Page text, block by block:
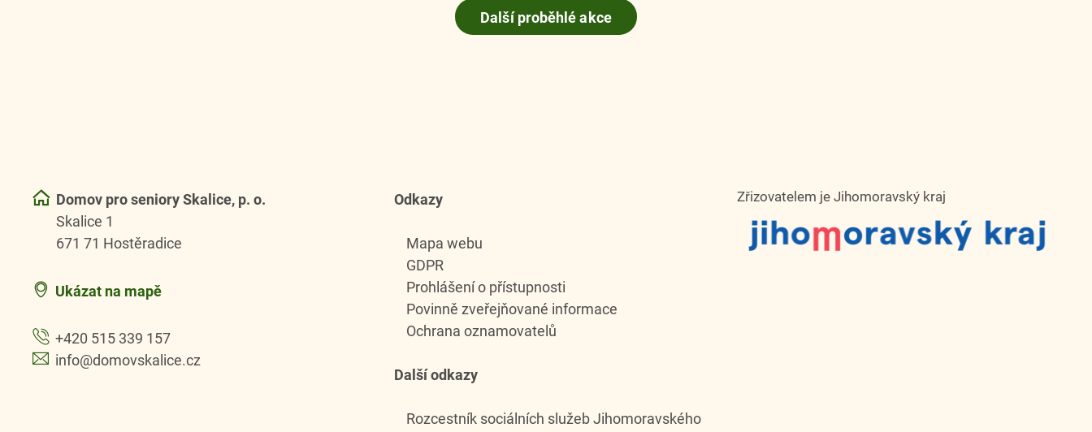
Další proběhlé akce
Domov pro seniory Skalice, p. o.
Skalice 1
671 71 Hostěradice
Ukázat na mapě
+420 515 339 157
info@domovskalice.cz
Odkazy
Mapa webu
GDPR
Prohlášení o přístupnosti
Povinně zveřejňované informace
Ochrana oznamovatelů
Další odkazy
Rozcestník sociálních služeb Jihomoravského
Zřizovatelem je Jihomoravský kraj